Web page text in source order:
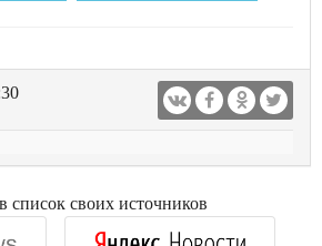
список своих источников